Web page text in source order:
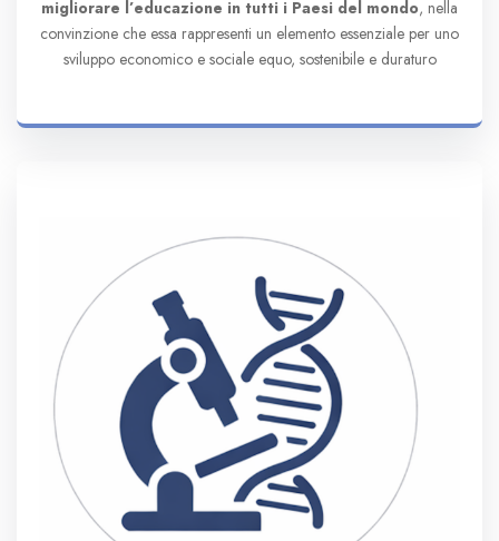
migliorare l’educazione in tutti i Paesi del mondo, nella
convinzione che essa rappresenti un elemento essenziale per uno
sviluppo economico e sociale equo, sostenibile e duraturo